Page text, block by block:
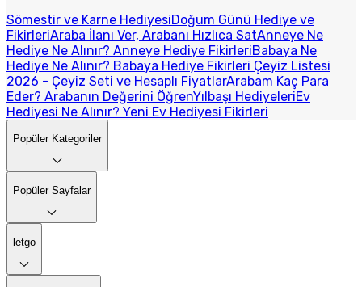
Sömestir ve Karne HediyesiDoğum Günü Hediye ve
FikirleriAraba İlanı Ver, Arabanı Hızlıca SatAnneye Ne
Hediye Ne Alınır? Anneye Hediye FikirleriBabaya Ne
Hediye Ne Alınır? Babaya Hediye Fikirleri Çeyiz Listesi
2026 - Çeyiz Seti ve Hesaplı FiyatlarArabam Kaç Para
Eder? Arabanın Değerini ÖğrenYılbaşı HediyeleriEv
Hediyesi Ne Alınır? Yeni Ev Hediyesi Fikirleri
Popüler Kategoriler
Popüler Sayfalar
letgo